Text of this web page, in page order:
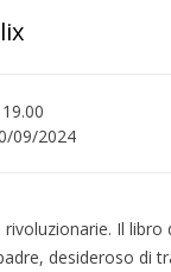
09/2024
rivoluzionarie. Il
desideroso di